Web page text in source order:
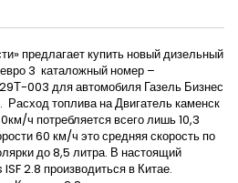
предлагает купить новый дизельный
3 каталожный номер –
003 для автомобиля Газель Бизнес
топлива на Двигатель каменск
ч потребляется всего лишь 10,3
60 км/ч это средняя скорость по
до 8,5 литра. В настоящий
2.8 производиться в Китае.